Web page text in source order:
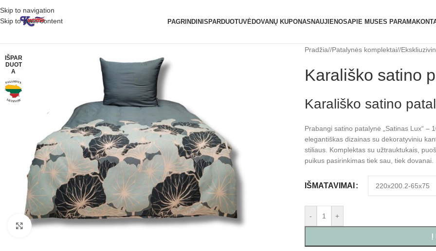
Skip to navigation
Skip to main content
PAGRINDINIS PARDUOTUVĖDOVANŲ KUPONAS NAUJIENOSAPIE MUS ES PARAMA
IŠPAR
DUOT
A
Padidinti
Pradžia/ Patalynės komplektai/
Karališko satino
Karališko satino
Prabangi satino patalynė „Satinas Lux“ –
elegantiškas dizainas su dekoratyviniu
stiliaus. Komplektas su užtrauktukais,
puikus pasirinkimas tiek sau, tiek dovanai.
IŠMATAVIMAI
- +